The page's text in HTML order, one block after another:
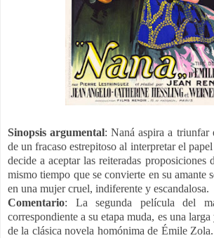
Sinopsis argumental: Naná aspira a triunfar
de un fracaso estrepitoso al interpretar el
decide a aceptar las reiteradas
mismo tiempo que se convierte en su amante
en una mujer cruel, indiferente y escandalosa.
Comentario: La segunda película del
correspondiente a su etapa muda, es una
de la clásica novela homónima de Émile